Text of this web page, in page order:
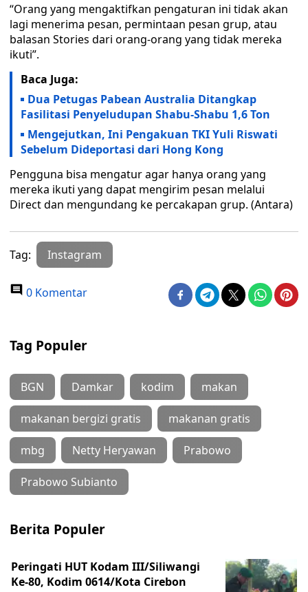
“Orang yang mengaktifkan pengaturan ini tidak akan
lagi menerima pesan, permintaan pesan grup, atau
balasan Stories dari orang-orang yang tidak mereka
ikuti”.
Baca Juga:
Dua Petugas Pabean Australia Ditangkap
Fasilitasi Penyeludupan Shabu-Shabu 1,6 Ton
Mengejutkan, Ini Pengakuan TKI Yuli Riswati
Sebelum Dideportasi dari Hong Kong
Pengguna bisa mengatur agar hanya orang yang
mereka ikuti yang dapat mengirim pesan melalui
Direct dan mengundang ke percakapan grup. (Antara)
Tag: Instagram
0 Komentar
Tag Populer
BGN Damkar kodim makan
makanan bergizi gratis makanan gratis
mbg Netty Heryawan Prabowo
Prabowo Subianto
Berita Populer
Peringati HUT Kodam III/Siliwangi
Ke-80, Kodim 0614/Kota Cirebon